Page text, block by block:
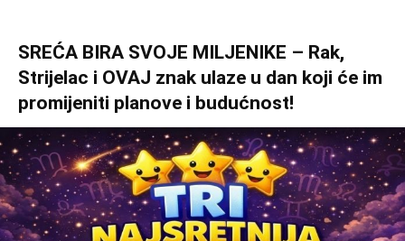
SREĆA BIRA SVOJE MILJENIKE – Rak,
Strijelac i OVAJ znak ulaze u dan koji će im
promijeniti planove i budućnost!